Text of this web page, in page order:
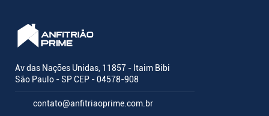
Av das Nações Unidas, 11857 - Itaim Bibi
São Paulo - SP CEP - 04578-908
contato@anfitriaoprime.com.br